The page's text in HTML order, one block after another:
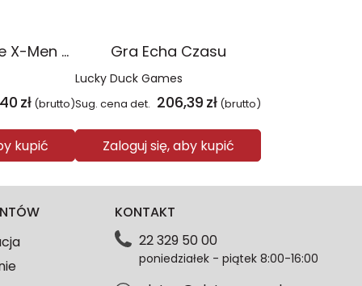
Gra Dice Throne X-Men Box 2
zł (brutto)
kupić
Gra Echa Czasu
Lucky Duck Games
Sug. cena det. 206,39 zł (brutto)
Zaloguj się, aby kupić
KONTAKT
22 329 50 00
poniedziałek - piątek 8:00-16:00